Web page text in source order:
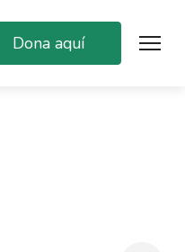
Dona aquí